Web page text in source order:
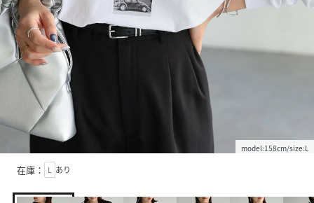
model:158cm/size:L
在庫： L あり